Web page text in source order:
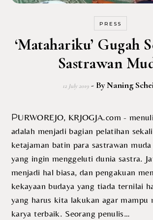
PRESS
‘Matahariku’ Gugah
Sastrawan
12 July 2019 - ByNaning
PURWOREJO, KRJOGJA.com - menulis dan menulis
adalah menjadi bagian pelatihan
ketajaman batin para sastrawan
yang ingin menggeluti dunia sastra.
menjadi hal biasa, dan pengakuan
kekayaan budaya yang tiada ternilai
yang harus kita lakukan agar mampu
karya terbaik. Seorang penulis…